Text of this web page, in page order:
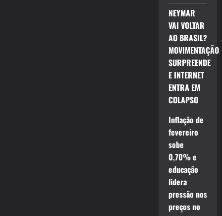
NEYMAR
VAI VOLTAR
AO BRASIL?
MOVIMENTAÇÃO
SURPREENDE
E INTERNET
ENTRA EM
COLAPSO
Inflação de
fevereiro
sobe
0,70% e
educação
lidera
pressão nos
preços no